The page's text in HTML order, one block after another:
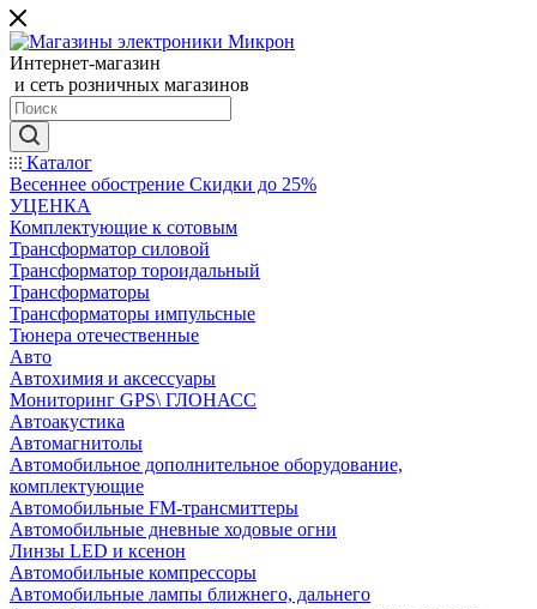
Интернет-магазин
и сеть розничных магазинов
Каталог
Весеннее обострение Скидки до 25%
УЦЕНКА
Комплектующие к сотовым
Трансформатор силовой
Трансформатор тороидальный
Трансформаторы
Трансформаторы импульсные
Тюнера отечественные
Авто
Автохимия и аксессуары
Мониторинг GPS\ ГЛОНАСС
Автоакустика
Автомагнитолы
Автомобильное дополнительное оборудование,
комплектующие
Автомобильные FM-трансмиттеры
Автомобильные дневные ходовые огни
Линзы LED и ксенон
Автомобильные компрессоры
Автомобильные лампы ближнего, дальнего